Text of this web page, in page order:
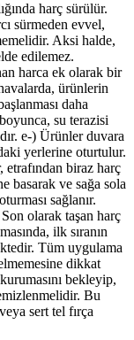
harç sürülür.
sürmeden evvel,
Aksi halde,
edilemez.
harca ek olarak bir
ürünlerin
daha
su terazisi
e-) Ürünler duvara
yerlerine oturtulur.
etrafından biraz harç
basarak ve sağa sola
sağlanır.
olarak taşan harç
ilk sıranın
Tüm uygulama
dikkat
bekleyip,
Bu
sert tel fırça